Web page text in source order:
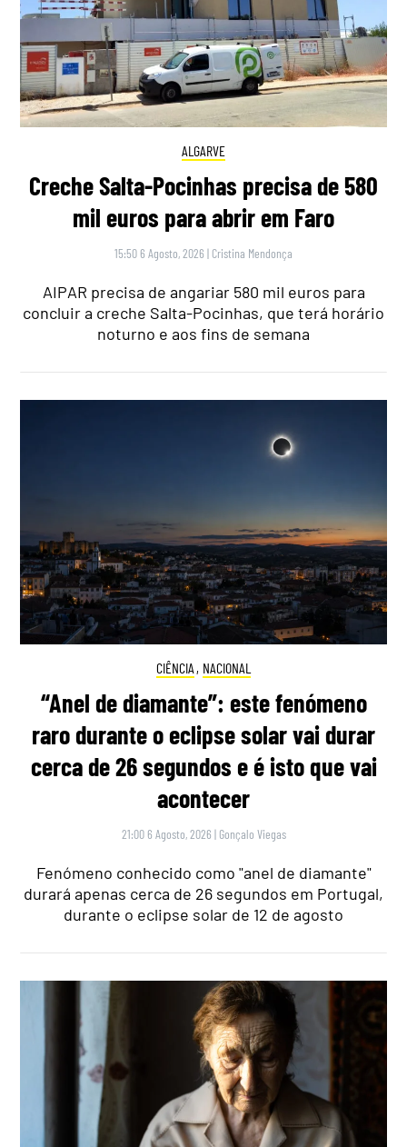
ALGARVE
Creche Salta-Pocinhas precisa de 580
mil euros para abrir em Faro
15:50 6 Agosto, 2026 | Cristina Mendonça
AIPAR precisa de angariar 580 mil euros para
concluir a creche Salta-Pocinhas, que terá horário
noturno e aos fins de semana
CIÊNCIA , NACIONAL
“Anel de diamante”: este fenómeno
raro durante o eclipse solar vai durar
cerca de 26 segundos e é isto que vai
acontecer
21:00 6 Agosto, 2026 | Gonçalo Viegas
Fenómeno conhecido como "anel de diamante"
durará apenas cerca de 26 segundos em Portugal,
durante o eclipse solar de 12 de agosto